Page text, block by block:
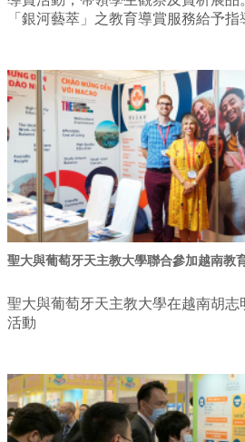
「銀河藝萃」之教育導賞服務給予指
聖大與葡萄牙天主教大學聯合參加越南教
聖大與葡萄牙天主教大學在越南胡
活動